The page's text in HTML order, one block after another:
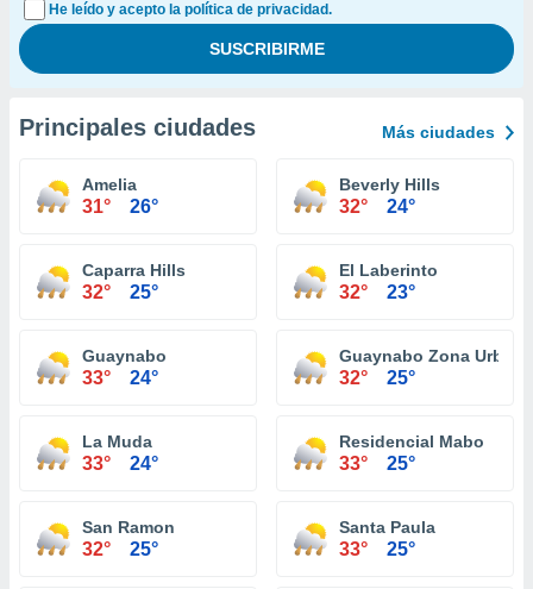
He leído y acepto la política de privacidad.
Principales ciudades Más ciudades
Amelia
31° 26°
Beverly Hills
32° 24°
Caparra Hills
32° 25°
El Laberinto
32° 23°
Guaynabo
33° 24°
Guaynabo Zona Urbana
32° 25°
La Muda
33° 24°
Residencial Mabo
33° 25°
San Ramon
32° 25°
Santa Paula
33° 25°